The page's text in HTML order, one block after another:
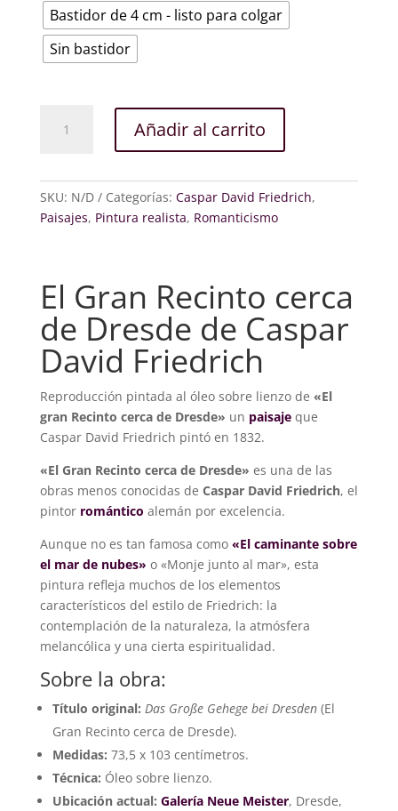
Bastidor de 4 cm - listo para colgar
Sin bastidor
Gran
de
Dresde
Añadir al carrito
SKU: N/D Categorías: Caspar David Friedrich,
Paisajes, Pintura realista, Romanticismo
El Gran Recinto cerca
de Dresde de Caspar
David Friedrich
Reproducción pintada al óleo sobre lienzo de «El
gran Recinto cerca de Dresde» un paisaje que
Caspar David Friedrich pintó en 1832.
«El Gran Recinto cerca de Dresde» es una de las
obras menos conocidas de Caspar David Friedrich, el
pintor romántico alemán por excelencia.
Aunque no es tan famosa como «El caminante sobre
el mar de nubes» o «Monje junto al mar», esta
pintura refleja muchos de los elementos
característicos del estilo de Friedrich: la
contemplación de la naturaleza, la atmósfera
melancólica y una cierta espiritualidad.
Sobre la obra:
Título original: Das Große Gehege bei Dresden(El
Gran Recinto cerca de Dresde).
Medidas: 73,5 x 103 centímetros.
Técnica: Óleo sobre lienzo.
Ubicación actual: Galería Neue Meister, Dresde,